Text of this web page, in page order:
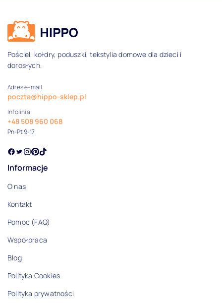
Dane kontaktowe i informacje
Pościel, kołdry, poduszki, tekstylia domowe dla dzieci i
dorosłych.
Adres e-mail
poczta@hippo-sklep.pl
Infolinia
+48 508 960 068
Pn-Pt 9-17
Informacje
O nas
Kontakt
Pomoc (FAQ)
Współpraca
Blog
Polityka Cookies
Polityka prywatności